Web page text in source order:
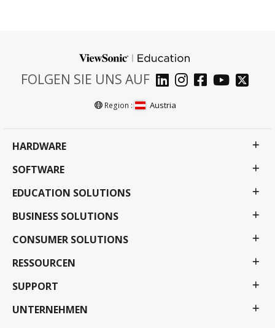
FOLGEN SIE UNS AUF
Region : Austria
HARDWARE
SOFTWARE
EDUCATION SOLUTIONS
BUSINESS SOLUTIONS
CONSUMER SOLUTIONS
RESSOURCEN
SUPPORT
UNTERNEHMEN